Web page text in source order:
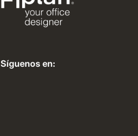
Síguenos en: